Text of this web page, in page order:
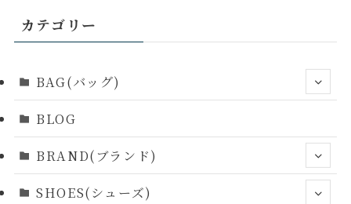
カテゴリー
BAG(バッグ)
BLOG
BRAND(ブランド)
SHOES(シューズ)